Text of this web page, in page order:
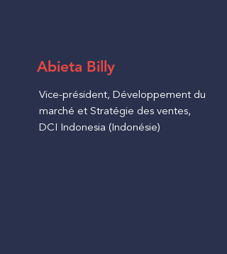
Abieta Billy
Vice-président, Développement du
marché et Stratégie des ventes,
DCI Indonesia (Indonésie)